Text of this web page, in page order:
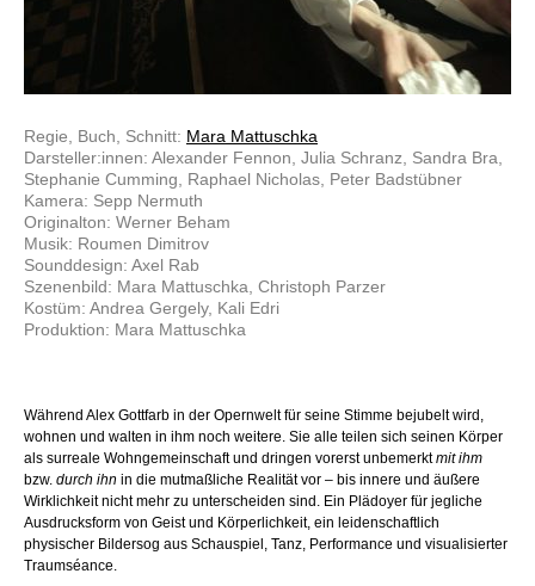
Regie, Buch, Schnitt: Mara Mattuschka
Darsteller:innen: Alexander Fennon, Julia Schranz, Sandra Bra,
Stephanie Cumming, Raphael Nicholas, Peter Badstübner
Kamera: Sepp Nermuth
Originalton: Werner Beham
Musik: Roumen Dimitrov
Sounddesign: Axel Rab
Szenenbild: Mara Mattuschka, Christoph Parzer
Kostüm: Andrea Gergely, Kali Edri
Produktion: Mara Mattuschka
Während Alex Gottfarb in der Opernwelt für seine Stimme bejubelt wird,
wohnen und walten in ihm noch weitere. Sie alle teilen sich seinen Körper
als surreale Wohngemeinschaft und dringen vorerst unbemerktmit ihm
bzw. durch ihn in die mutmaßliche Realität vor – bis innere und äußere
Wirklichkeit nicht mehr zu unterscheiden sind. Ein Plädoyer für jegliche
Ausdrucksform von Geist und Körperlichkeit, ein leidenschaftlich
physischer Bildersog aus Schauspiel, Tanz, Performance und visualisierter
Traumséance.